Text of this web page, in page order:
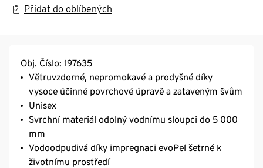
Přidat do oblíbených
Obj. Číslo: 197635
Větruvzdorné, nepromokavé a prodyšné díky
vysoce účinné povrchové úpravě a zataveným švům
Unisex
Svrchní materiál odolný vodnímu sloupci do 5 000
mm
Vodoodpudivá díky impregnaci evoPel šetrné k
životnímu prostředí